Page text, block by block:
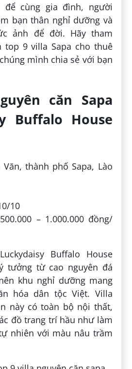
để cùng gia đình, người
bạn thân nghỉ dưỡng và
ảnh để đời. Hãy tham
top 9 villa Sapa cho thuê
mình chia sẻ với bạn
căn Sapa
Buffalo House
Văn, thành phố Sapa, Lào
10
500.000 – 1.000.000 đồng/
Buffalo House
tưởng từ cao nguyên đá
khu nghỉ dưỡng mang
hóa dân tộc Việt. Villa
này có toàn bộ nội thất,
đồ trang trí hầu như làm
nhiên với màu nâu trầm